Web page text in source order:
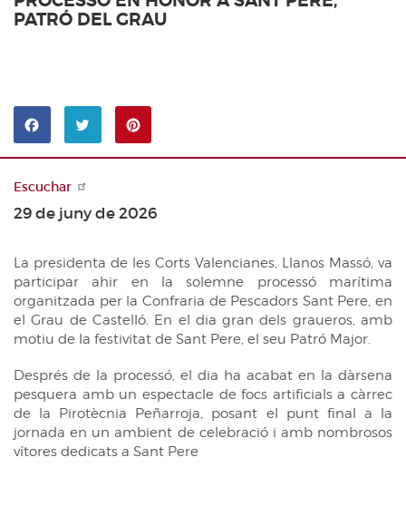
Notícies
CERCADOR DE TRAMITACIONS
CRONOGRAMA LEGISLATIU
LLEIS APROVADES
RESOLUCIONS APROVADES
DEBATS
SERVEIS D'INFORMACIÓ
Arxiu
Biblioteca
Documentació
PUBLICACIONS
Butlletí Oficial de les Corts
Diari de Sessions del Ple
Diari de Sessions de comissions
Diari de la Diputació Permanent
ESTADÍSTIQUES PARLAMENTÀRIES
PROJECTES D’ACTES LEGISLATIUS UNIÓ EUROPEA
PATRÓ DEL GRAU
Comparteix
a
Facebook
Comparteix
a
Escuchar
29 de juny de 2026
La presidenta de les Corts Valencianes, Llanos Massó, va
participar ahir en la solemne processó marítima
organitzada per la Confraria de Pescadors Sant Pere, en
el Grau de Castelló. En el dia gran dels graueros, amb
motiu de la festivitat de Sant Pere, el seu Patró Major.
Després de la processó, el dia ha acabat en la dàrsena
pesquera amb un espectacle de focs artificials a càrrec
de la Pirotècnia Peñarroja, posant el punt final a la
jornada en un ambient de celebració i amb nombrosos
vítores dedicats a Sant Pere